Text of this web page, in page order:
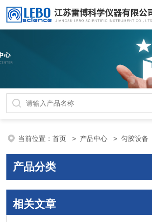
当前位置：首页 > 产品中心 >匀胶设备
产品分类
相关文章